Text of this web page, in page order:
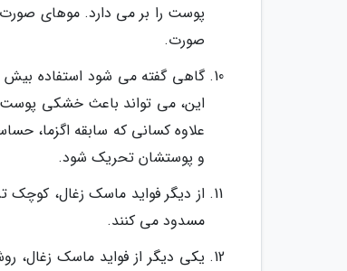
پوست را بر می دارد. موهای
صورت.
گاهی گفته می شود استفاده
این، می تواند باعث خشکی
علاوه کسانی که سابقه اگزما،
و پوستشان تحریک شود.
از دیگر فواید ماسک زغال، کوچک
مسدود می کنند.
یکی دیگر از فواید ماسک